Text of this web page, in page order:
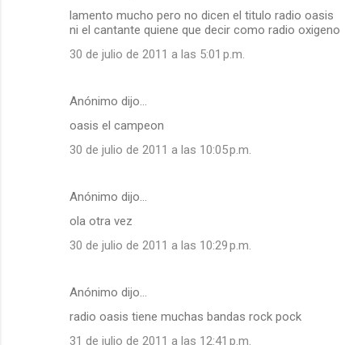
lamento mucho pero no dicen el titulo radio oasis
ni el cantante quiene que decir como radio oxigeno
30 de julio de 2011 a las 5:01 p.m.
Anónimo dijo…
oasis el campeon
30 de julio de 2011 a las 10:05 p.m.
Anónimo dijo…
ola otra vez
30 de julio de 2011 a las 10:29 p.m.
Anónimo dijo…
radio oasis tiene muchas bandas rock pock
31 de julio de 2011 a las 12:41 p.m.